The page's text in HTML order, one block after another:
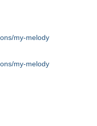
my-melody
my-melody